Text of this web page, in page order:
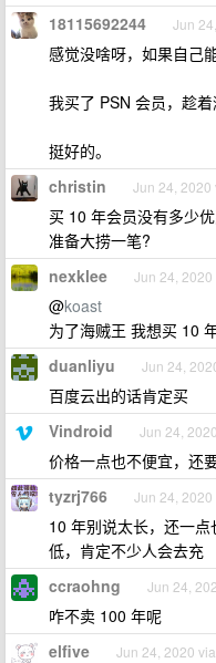
18115692244 Jun
感觉没啥呀，如果自己
我买了 PSN 会员，趁
挺好的。
christin Jun 24, 2020
买 10 年会员没有多少
准备大捞一笔?
nexklee Jun 24, 2020
@koast
为了海贼王 我想买 10
duanliyu Jun 24,
百度云出的话肯定买
Vindroid Jun 24, 2020
价格一点也不便宜，还
tyzrj766 Jun 24, 2020
10 年别说太长，还一
低，肯定不少人会去充
ccraohng Jun 24,
咋不卖 100 年呢
elfive Jun 24, 2020